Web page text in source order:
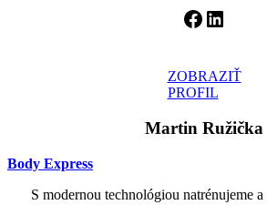
Facebook
ZOBRAZIŤ
PROFIL
Martin Ružička
Body Express
S modernou technológiou natrénujeme